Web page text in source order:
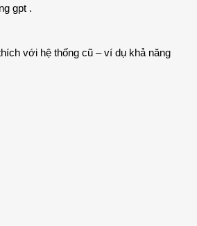
gpt .
với hệ thống cũ – ví dụ khả năng